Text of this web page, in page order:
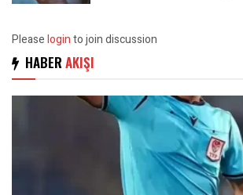
Pleaseloginto join discussion
HABER AKIŞI